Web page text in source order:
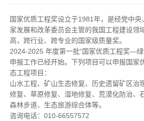
国家优质工程奖设立于1981年，是经党中央
家发展和改革委员会主管的我国工程建设领
高，跨行业、跨专业的国家级质量奖。
2024-2025 年度第一批“国家优质工程奖—
申报工作已经开始。下列项目可以申报国
态工程项目：
山水工程、矿山生态修复、历史遗留矿区治
修复、草原修复、湿地修复、荒漠化防治、
森林步道、生态旅游综合体等。
咨询电话：010-66557572